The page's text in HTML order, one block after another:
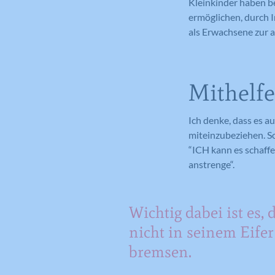
ermöglichen, durch
als Erwachsene zur
Ich denke, dass es
miteinzubeziehen.
“ICH kann es
anstrenge“.
Wichtig dabei ist es,
nicht in seinem
bremsen.